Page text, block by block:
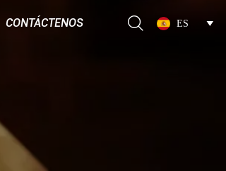
CONTÁCTENOS  ES 